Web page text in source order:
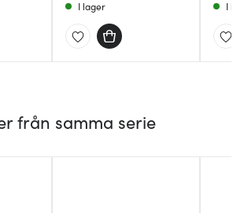
I lager I
från samma serie